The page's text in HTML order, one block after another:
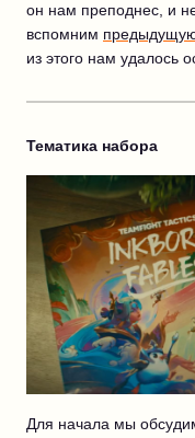
он нам преподнес, и
вспомним
из этого нам удалось
Тематика набора
Для начала мы